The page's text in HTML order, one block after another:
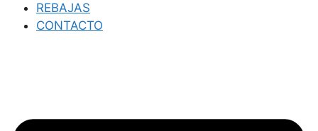
REBAJAS
CONTACTO